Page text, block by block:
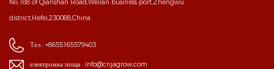
No.188 of Qianshan Road,Weilan business port,Zhengwu
district,Hefei,230088,China
Тел : +8655165579403
електронна поща : info@cnjagrow.com